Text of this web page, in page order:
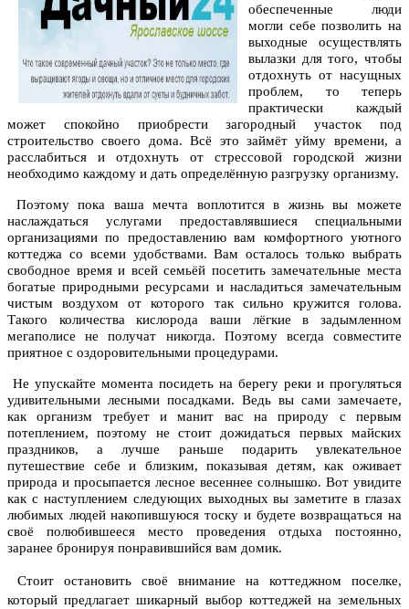
обеспеченные люди
могли себе позволить на
выходные осуществлять
вылазки для того, чтобы
отдохнуть от насущных
проблем, то теперь
практически каждый
может спокойно приобрести загородный участок под
строительство своего дома. Всё это займёт уйму времени, а
расслабиться и отдохнуть от стрессовой городской жизни
необходимо каждому и дать определённую разгрузку организму.
Поэтому пока ваша мечта воплотится в жизнь вы можете
наслаждаться услугами предоставлявшиеся специальными
организациями по предоставлению вам комфортного уютного
коттеджа со всеми удобствами. Вам осталось только выбрать
свободное время и всей семьёй посетить замечательные места
богатые природными ресурсами и насладиться замечательным
чистым воздухом от которого так сильно кружится голова.
Такого количества кислорода ваши лёгкие в задымленном
мегаполисе не получат никогда. Поэтому всегда совместите
приятное с оздоровительными процедурами.
Не упускайте момента посидеть на берегу реки и прогуляться
удивительными лесными посадками. Ведь вы сами замечаете,
как организм требует и манит вас на природу с первым
потеплением, поэтому не стоит дожидаться первых майских
праздников, а лучше раньше подарить увлекательное
путешествие себе и близким, показывая детям, как оживает
природа и просыпается лесное весеннее солнышко. Вот увидите
как с наступлением следующих выходных вы заметите в глазах
любимых людей накопившуюся тоску и будете возвращаться на
своё полюбившееся место проведения отдыха постоянно,
заранее бронируя понравившийся вам домик.
Стоит остановить своё внимание на коттеджном поселке,
который предлагает шикарный выбор коттеджей на земельных